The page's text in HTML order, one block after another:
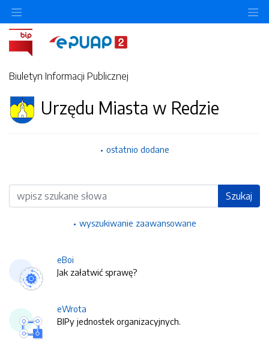
Biuletyn Informacji Publicznej
Urzędu Miasta w Redzie
ostatnio dodane
Wyszukiwarka Szukaj
wyszukiwanie zaawansowane
eBoi
Jak załatwić sprawę?
eWrota
BIPy jednostek organizacyjnych.